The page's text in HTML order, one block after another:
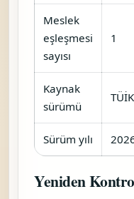
Meslek
eşleşmesi
sayısı
1
Kaynak
sürümü
Sürüm yılı
Yeniden